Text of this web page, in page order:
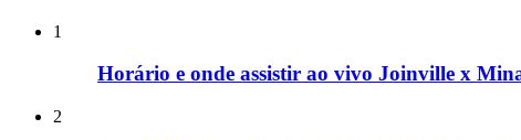
1
Horário e onde assistir ao vivo Joinville x
2